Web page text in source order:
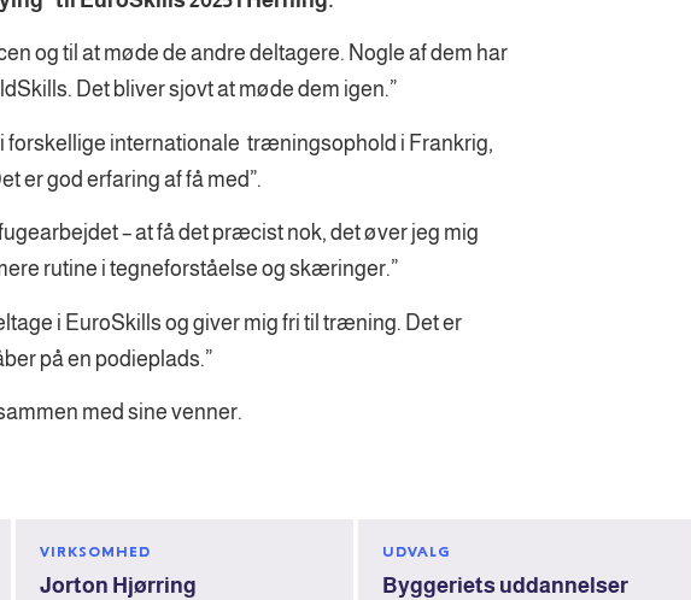
og til at møde de andre deltagere. Nogle af dem har
Det bliver sjovt at møde dem igen.”
forskellige internationale træningsophold i Frankrig,
er god erfaring af få med”.
– at få det præcist nok, det øver jeg mig
rutine i tegneforståelse og skæringer.”
i EuroSkills og giver mig fri til træning. Det er
på en podieplads.”
med sine venner.
VIRKSOMHED
Jorton Hjørring
UDVALG
Byggeriets uddannelser